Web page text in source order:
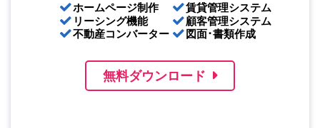
ホームページ制作
リーシング機能
不動産コンバーター
賃貸管理システム
顧客管理システム
図面･書類作成
無料ダウンロード